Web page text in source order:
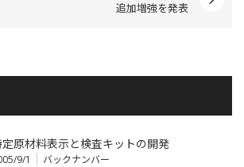
追加増強を発表
原材料表示と検査キットの開発
9/1 バックナンバー